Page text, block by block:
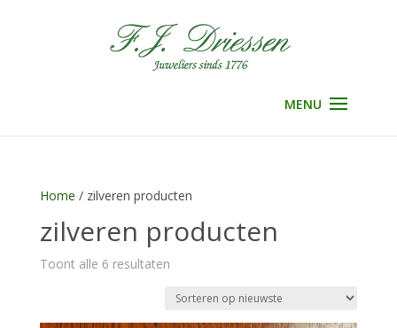
Home / zilveren producten
zilveren producten
Toont alle 6 resultatenGesorteerd
nieuwste